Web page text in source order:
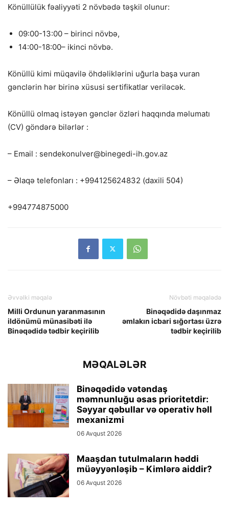
Könüllülük fəaliyyəti 2 növbədə təşkil olunur:
09:00-13:00 – birinci növbə,
14:00-18:00– ikinci növbə.
Könüllü kimi müqavilə öhdəliklərini uğurla başa vuran
gənclərin hər birinə xüsusi sertifikatlar veriləcək.
Könüllü olmaq istəyən gənclər özləri haqqında məlumatı
(CV) göndərə bilərlər :
– Email : sendekonulver@binegedi-ih.gov.az
– Əlaqə telefonları : +994125624832 (daxili 504)
+994774875000
Əvvəlki məqalə
Milli Ordunun yaranmasının
ildönümü münasibəti ilə
Binəqədidə tədbir keçirilib
Növbəti məqalədə
Binəqədidə daşınmaz
əmlakın icbari sığortası üzrə
tədbir keçirilib
MƏQALƏLƏR
Binəqədidə vətəndaş
məmnunluğu əsas prioritetdir:
Səyyar qəbullar və operativ həll
mexanizmi
06 Avqust 2026
Maaşdan tutulmaların həddi
müəyyənləşib – Kimlərə aiddir?
06 Avqust 2026